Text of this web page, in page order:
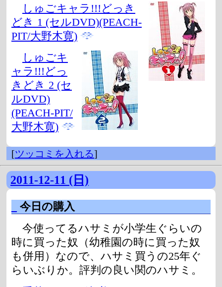
しゅごキャラ!!!どっき
どき 1 (セルDVD)(PEACH-
PIT/大野木寛)
しゅごキ
ャラ!!!どっ
きどき 2 (セ
ルDVD)
(PEACH-PIT/
大野木寛)
[ツッコミを入れる]
2011-12-11 (日)
今日の購入
今使ってるハサミが小学生ぐらいの
時に買った奴（幼稚園の時に買った奴
も併用）なので、ハサミ買うの25年ぐ
らいぶりか。評判の良い関のハサミ。